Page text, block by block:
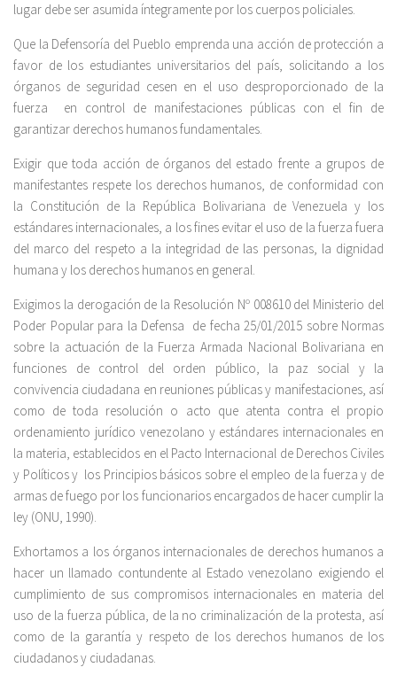
lugar debe ser asumida íntegramente por los cuerpos policiales.
Que la Defensoría del Pueblo emprenda una acción de protección a
favor de los estudiantes universitarios del país, solicitando a los
órganos de seguridad cesen en el uso desproporcionado de la
fuerza en control de manifestaciones públicas con el fin de
garantizar derechos humanos fundamentales.
Exigir que toda acción de órganos del estado frente a grupos de
manifestantes respete los derechos humanos, de conformidad con
la Constitución de la República Bolivariana de Venezuela y los
estándares internacionales, a los fines evitar el uso de la fuerza fuera
del marco del respeto a la integridad de las personas, la dignidad
humana y los derechos humanos en general.
Exigimos la derogación de la Resolución Nº 008610 del Ministerio del
Poder Popular para la Defensa de fecha 25/01/2015 sobre Normas
sobre la actuación de la Fuerza Armada Nacional Bolivariana en
funciones de control del orden público, la paz social y la
convivencia ciudadana en reuniones públicas y manifestaciones, así
como de toda resolución o acto que atenta contra el propio
ordenamiento jurídico venezolano y estándares internacionales en
la materia, establecidos en el Pacto Internacional de Derechos Civiles
y Políticos y los Principios básicos sobre el empleo de la fuerza y de
armas de fuego por los funcionarios encargados de hacer cumplir la
ley (ONU, 1990).
Exhortamos a los órganos internacionales de derechos humanos a
hacer un llamado contundente al Estado venezolano exigiendo el
cumplimiento de sus compromisos internacionales en materia del
uso de la fuerza pública, de la no criminalización de la protesta, así
como de la garantía y respeto de los derechos humanos de los
ciudadanos y ciudadanas.